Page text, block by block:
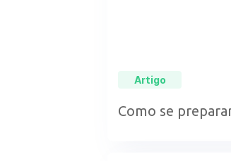
Artigo
Como se